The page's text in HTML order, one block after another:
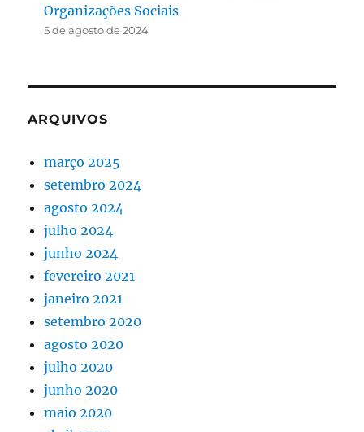
Organizações Sociais
5 de agosto de 2024
ARQUIVOS
março 2025
setembro 2024
agosto 2024
julho 2024
junho 2024
fevereiro 2021
janeiro 2021
setembro 2020
agosto 2020
julho 2020
junho 2020
maio 2020